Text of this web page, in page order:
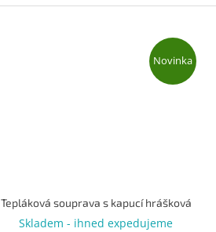
Novinka
Tepláková souprava s kapucí hrášková
Skladem - ihned expedujeme